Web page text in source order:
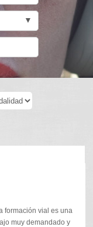
▼
formación vial es una
muy demandado y